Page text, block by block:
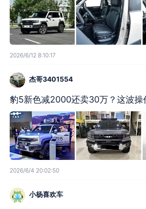
2026/6/12 8:10:17
杰哥3401554
豹5新色减2000还卖30万？这波操
2026/6/4 20:02:50
小杨喜欢车